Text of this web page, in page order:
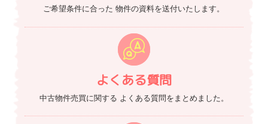
ご希望条件に合った 物件の資料を送付いたします。
よくある質問
中古物件売買に関する よくある質問をまとめました。